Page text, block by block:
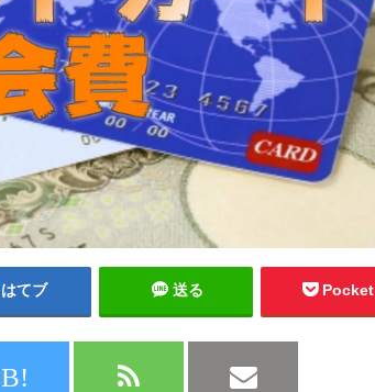
はてブ 送る Pocket
B!